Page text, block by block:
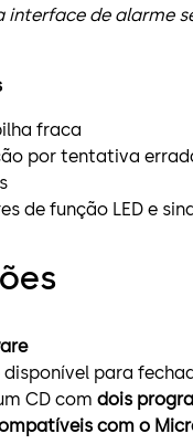
interface de alarme
fraca
por tentativa
de função LED e
disponível para
CD com dois
com o